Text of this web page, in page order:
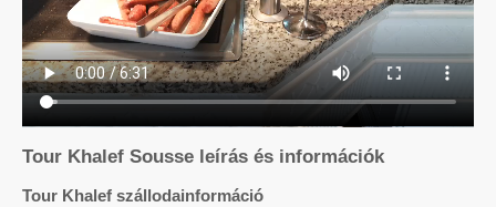
Tour Khalef Sousse leírás és információk
Tour Khalef szállodainformáció